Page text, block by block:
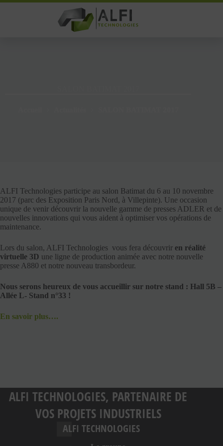
Passer
ALFI Technologies participe au salon Batimat du 6 au 10 novembre
2017 (parc des Exposition Paris Nord, à Villepinte). Une occasion
unique de venir découvrir la nouvelle gamme de presses ADLER et de
nouvelles innovations qui vous aident à optimiser vos opérations de
maintenance.
Lors du salon, ALFI Technologies vous fera découvrir en réalité
virtuelle 3D une ligne de production animée avec notre nouvelle
presse A880 et notre nouveau transbordeur.
Nous serons heureux de vous accueillir sur notre stand : Hall 5B –
Allée L- Stand n°33 !
En savoir plus….
ALFI TECHNOLOGIES, PARTENAIRE DE
VOS PROJETS INDUSTRIELS
ALFI TECHNOLOGIES